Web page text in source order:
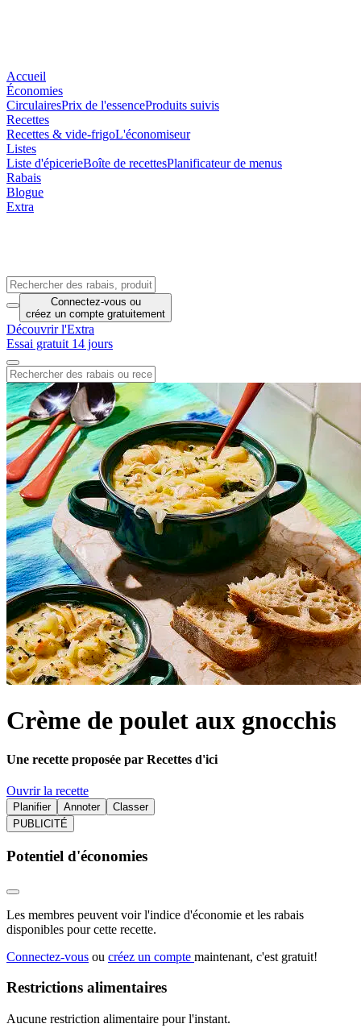
Accueil
Économies
CirculairesPrix de l'essenceProduits suivis
Recettes
Recettes & vide-frigoL'économiseur
Listes
Liste d'épicerieBoîte de recettesPlanificateur de menus
Rabais
Blogue
Extra
Connectez-vous ou
créez un compte gratuitement
Découvrir l'Extra
Essai gratuit 14 jours
Crème de poulet aux gnocchis
Une recette proposée par Recettes d'ici
Ouvrir la recette
Planifier Annoter
Classer
PUBLICITÉ
Potentiel d'économies
Les membres peuvent voir l'indice d'économie et les rabais
disponibles pour cette recette.
Connectez-vous ou créez un compte maintenant, c'est gratuit!
Restrictions alimentaires
Aucune restriction alimentaire pour l'instant.